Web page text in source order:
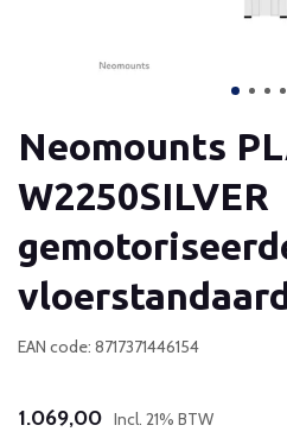
Neomounts
W2250SILVER
EAN code: 8717371446154
1.069,00 Incl. 21% BTW